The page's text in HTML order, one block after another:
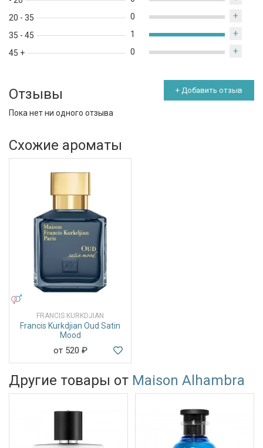
20 - 35
35 - 45
45 +
0 +
1 +
0 +
Отзывы + Добавить отзыв
Пока нет ни одного отзыва
Схожие ароматы
FRANCIS KURKDJIAN
Francis Kurkdjian Oud Satin
Mood
от 520 ₽
Другие товары от Maison Alhambra